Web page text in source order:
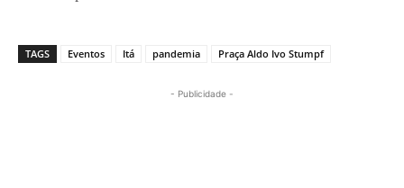
TAGS Eventos Itá pandemia Praça Aldo Ivo Stumpf
- Publicidade -